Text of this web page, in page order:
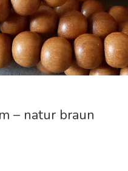
– natur braun